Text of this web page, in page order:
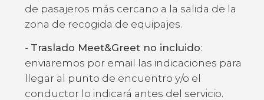
de pasajeros más cercano a la salida de la
zona de recogida de equipajes.
- Traslado Meet&Greet no incluido:
enviaremos por email las indicaciones para
llegar al punto de encuentro y/o el
conductor lo indicará antes del servicio.